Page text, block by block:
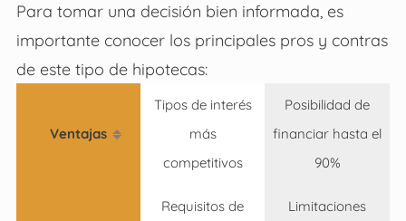
Para tomar una decisión bien informada, es
importante conocer los principales pros y contras
de este tipo de hipotecas:
Ventajas
Tipos de interés
más
competitivos
Posibilidad de
financiar hasta el
90%
Requisitos de
Limitaciones